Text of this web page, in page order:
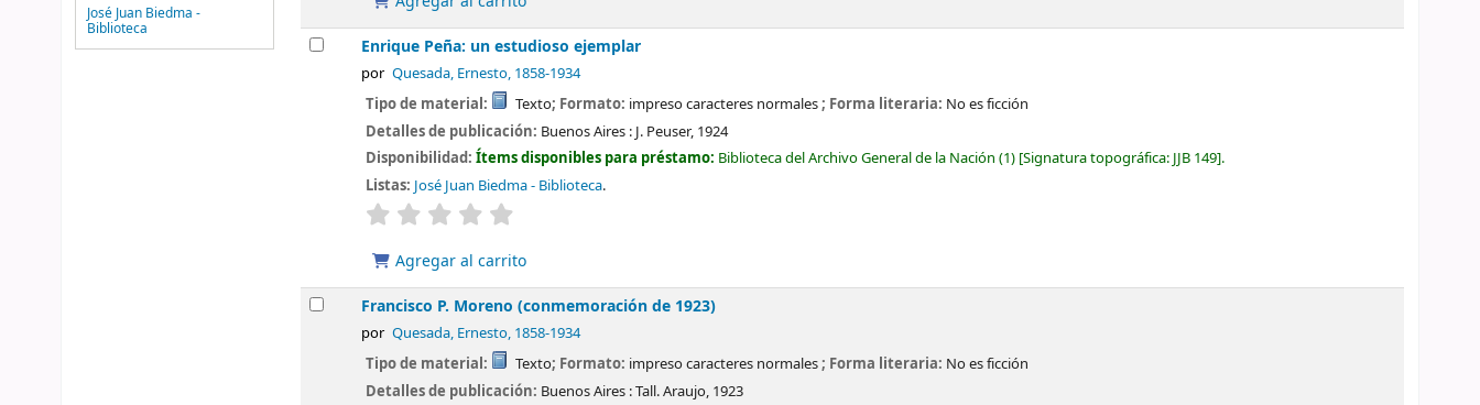
José Juan Biedma -
Biblioteca
Enrique Peña: un estudioso ejemplar
por Quesada, Ernesto, 1858-1934
Tipo de material: Texto; Formato: impreso caracteres normales; Forma literaria: No es ficción
Detalles de publicación: Buenos Aires : J. Peuser, 1924
Disponibilidad:Ítems disponibles para préstamo: Biblioteca del Archivo General de la Nación (1) Signatura topográfica: JJB 149 .
Listas: José Juan Biedma - Biblioteca.
valoración
Agregar al carrito
Francisco P. Moreno (conmemoración de 1923)
por Quesada, Ernesto, 1858-1934
Tipo de material: Texto; Formato: impreso caracteres normales; Forma literaria: No es ficción
Detalles de publicación: Buenos Aires :Tall. Araujo, 1923